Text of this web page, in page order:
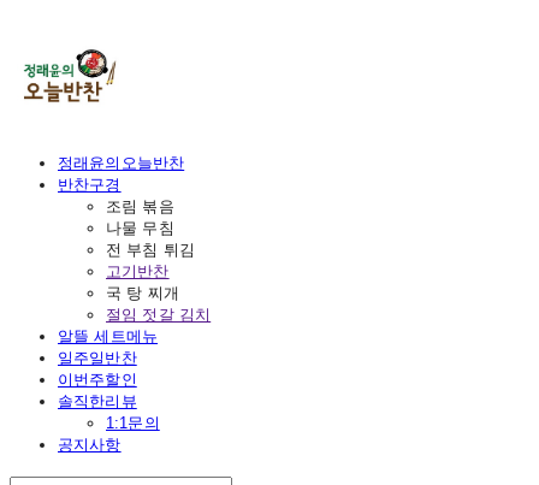
정래윤의오늘반찬
반찬구경
조림 볶음
나물 무침
전 부침 튀김
고기반찬
국 탕 찌개
절임 젓갈 김치
알뜰 세트메뉴
일주일반찬
이번주할인
솔직한리뷰
1:1문의
공지사항